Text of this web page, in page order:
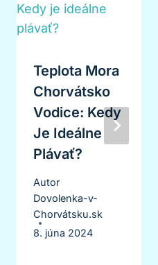
Teplota Mora
Chorvátsko
Vodice: Kedy
Je Ideálne
Plávať?
Autor
Dovolenka-v-
Chorvátsku.sk
8. júna 2024